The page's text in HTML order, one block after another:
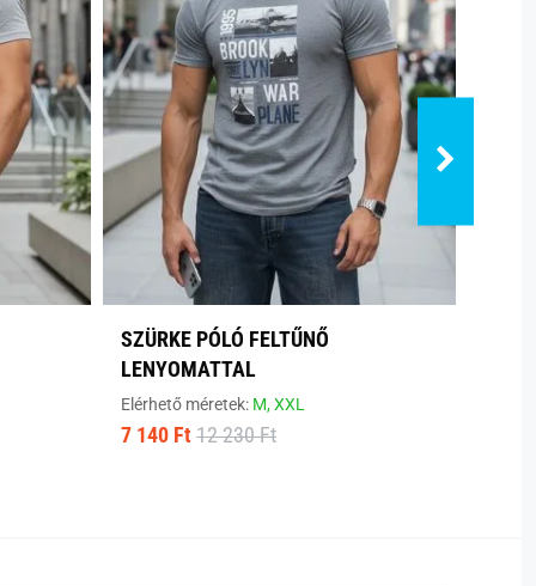
SZÜRKE PÓLÓ FELTŰNŐ
LENYOMATTAL
Elérhető méretek: M,XXL
7 140 Ft 12 230 Ft